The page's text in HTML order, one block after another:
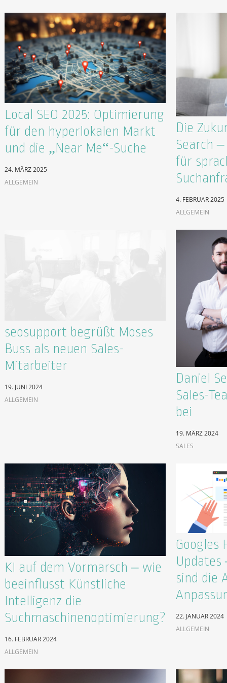
Local SEO 2025: Optimierung
für den hyperlokalen Markt
und die „Near Me“-Suche
24. MÄRZ 2025
ALLGEMEIN
Die
Search
für
4. FEBRUAR 2025
ALLGEMEIN
seosupport begrüßt Moses
Buss als neuen Sales-
Mitarbeiter
19. JUNI 2024
ALLGEMEIN
Daniel
Sales-
bei
19. MÄRZ 2024
SALES
KI auf dem Vormarsch – wie
beeinflusst Künstliche
Intelligenz die
Suchmaschinenoptimierung?
16. FEBRUAR 2024
ALLGEMEIN
Googles
sind die
22. JANUAR 2024
ALLGEMEIN